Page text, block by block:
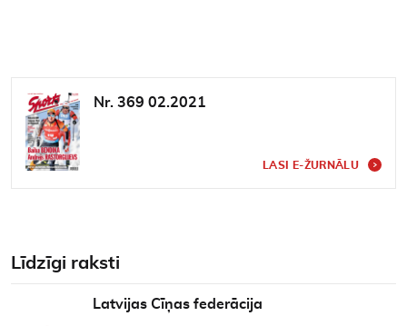
Nr. 369 02.2021
LASI E-ŽURNĀLU
Līdzīgi raksti
Latvijas Cīņas federācija